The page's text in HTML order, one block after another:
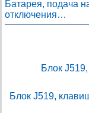
Батарея, подача
отключения…
Блок
Блок J519,